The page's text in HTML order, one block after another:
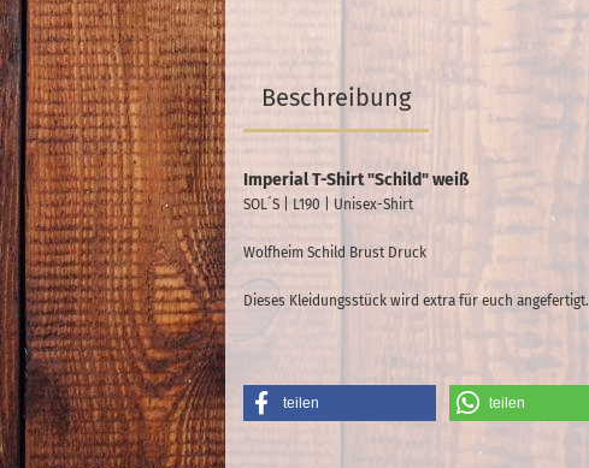
Beschreibung
Imperial T-Shirt "Schild" weiß
SOL´S | L190 | Unisex-Shirt
Wolfheim Schild Brust Druck
Dieses Kleidungsstück wird extra für euch angefertigt.
teilen teilen